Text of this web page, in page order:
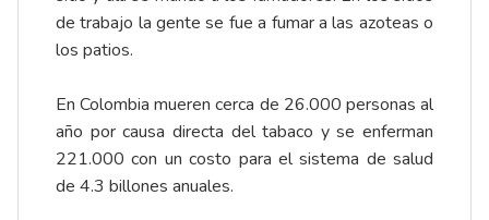
de trabajo la gente se fue a fumar a las azoteas o
los patios.
En Colombia mueren cerca de 26.000 personas al
año por causa directa del tabaco y se enferman
221.000 con un costo para el sistema de salud
de 4.3 billones anuales.